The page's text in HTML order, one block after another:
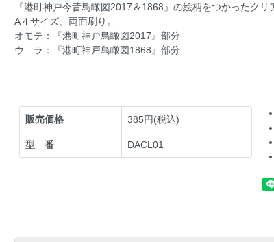
『港町神戸今昔鳥瞰図2017＆1868』の絵柄をつかったクリ
A４サイズ、両面刷り。
オモテ：『港町神戸鳥瞰図2017』部分
ウ ラ：『港町神戸鳥瞰図1868』部分
販売価格 385円(税込)
型 番 DACL01